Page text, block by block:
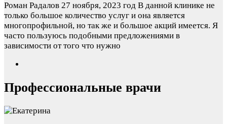
Роман Радалов 27 ноября, 2023 год В данной клинике не
только большое количество услуг и она является
многопрофильной, но так же и большое акций имеется. Я
часто пользуюсь подобными предложениями в
зависимости от того что нужно
Профессиональные врачи